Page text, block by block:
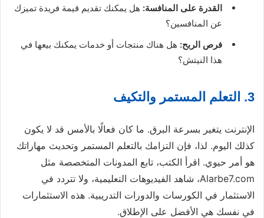
القدرة على المنافسة: هل يمكنك تقديم قيمة فريدة تميزك
عن المنافسين؟
فرص الربح: هل هناك منتجات أو خدمات يمكنك بيعها في
هذا النيتش؟
3. التعلم المستمر والتكيف
الإنترنت يتغير بسرعة البرق. ما كان فعالًا بالأمس قد لا يكون
كذلك اليوم. لذا، فإن التزامك بالتعلم المستمر وتحديث مهاراتك
هو أمر حيوي. اقرأ الكتب، تابع المدونات المتخصصة مثل
Alarbe7.com، شاهد الفيديوهات التعليمية، ولا تتردد في
الاستثمار في الكورسات والدورات التدريبية. هذه الاستثمارات
في نفسك هي الأفضل على الإطلاق.